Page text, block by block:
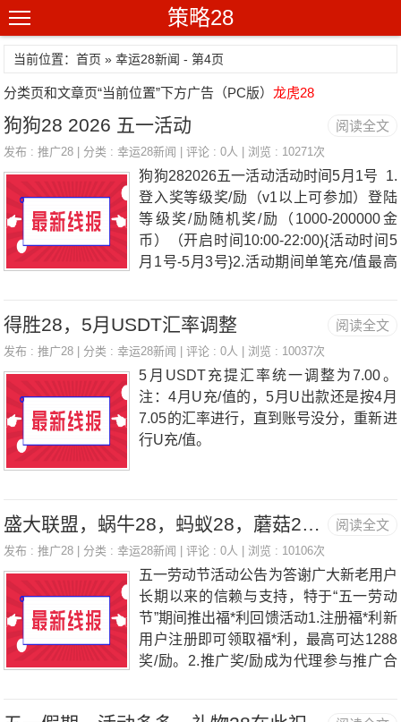
策略28
当前位置：首页 » 幸运28新闻 - 第4页
分类页和文章页“当前位置”下方广告（PC版）龙虎28
阅读全文
狗狗28 2026 五一活动
发布 :推广28 | 分类 :幸运28新闻 | 评论 : 0人 | 浏览 : 10271次
狗狗282026五一活动活动时间5月1号 1.
登入奖等级奖/励（v1以上可参加）登陆
等级奖/励随机奖/励（1000-200000金
币）（开启时间10:00-22:00){活动时间5
月1号-5月3号}2.活动期间单笔充/值最高
时间{活动时间5月1号）3充/值就送
1% 即充即反（系统自动赠送）不限次数
（长期有效）4.新注册用户单笔冲500元
送70周卡。(长期有效）5.狗狗独特游/戏
幸运夺宝新增加幸运夺宝游/戏当天一次
性充/值或累计充/值达到2000即可参与抽
阅读全文
得胜28，5月USDT汇率调整
发布 :推广28 | 分类 :幸运28新闻 | 评论 : 0人 | 浏览 : 10037次
5月USDT充提汇率统一调整为7.00。
注：4月U充/值的，5月U出款还是按4月
7.05的汇率进行，直到账号没分，重新进
行U充/值。
阅读全文
盛大联盟，蜗牛28，蚂蚁28，蘑菇28，五一最新活动上线啦！
发布 :推广28 | 分类 :幸运28新闻 | 评论 : 0人 | 浏览 : 10106次
五一劳动节活动公告为答谢广大新老用户
长期以来的信赖与支持，特于“五一劳动
节”期间推出福*利回馈活动1.注册福*利新
用户注册即可领取福*利，最高可达1288
奖/励。2.推广奖/励成为代理参与推广合